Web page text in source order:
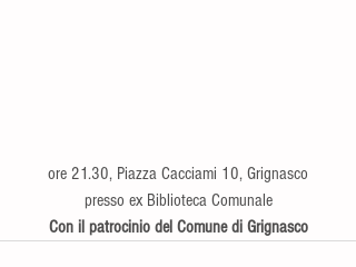
ore 21.30, Piazza Cacciami 10, Grignasco
presso ex Biblioteca Comunale
Con il patrocinio del Comune di Grignasco